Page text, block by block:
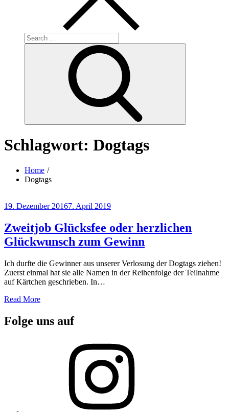
Search
for:
Schlagwort: Dogtags
Home
Dogtags
Posted
19. Dezember 20167. April 2019
Zweitjob Glücksfee oder herzlichen
Glückwunsch zum Gewinn
Ich durfte die Gewinner aus unserer Verlosung der Dogtags ziehen!
Zuerst einmal hat sie alle Namen in der Reihenfolge der Teilnahme
auf Kärtchen geschrieben. In…
Read More
Folge uns auf